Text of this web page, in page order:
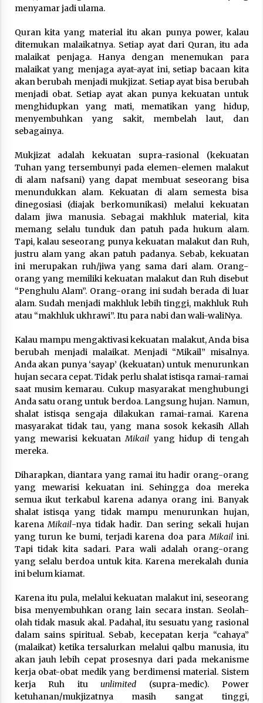
menyamar jadi ulama.
Quran kita yang material itu akan punya power, kalau
ditemukan malaikatnya. Setiap ayat dari Quran, itu ada
malaikat penjaga. Hanya dengan menemukan para
malaikat yang menjaga ayat-ayat ini, setiap bacaan kita
akan berubah menjadi mukjizat. Setiap ayat bisa berubah
menjadi obat. Setiap ayat akan punya kekuatan untuk
menghidupkan yang mati, mematikan yang hidup,
menyembuhkan yang sakit, membelah laut, dan
sebagainya.
Mukjizat adalah kekuatan supra-rasional (kekuatan
Tuhan yang tersembunyi pada elemen-elemen malakut
di alam nafsani) yang dapat membuat seseorang bisa
menundukkan alam. Kekuatan di alam semesta bisa
dinegosiasi (diajak berkomunikasi) melalui kekuatan
dalam jiwa manusia. Sebagai makhluk material, kita
memang selalu tunduk dan patuh pada hukum alam.
Tapi, kalau seseorang punya kekuatan malakut dan Ruh,
justru alam yang akan patuh padanya. Sebab, kekuatan
ini merupakan ruh/jiwa yang sama dari alam. Orang-
orang yang memiliki kekuatan malakut dan Ruh disebut
“Penghulu Alam”. Orang-orang ini sudah berada di luar
alam. Sudah menjadi makhluk lebih tinggi, makhluk Ruh
atau “makhluk ukhrawi”. Itu para nabi dan wali-waliNya.
Kalau mampu mengaktivasi kekuatan malakut, Anda bisa
berubah menjadi malaikat. Menjadi “Mikail” misalnya.
Anda akan punya ‘sayap’ (kekuatan) untuk menurunkan
hujan secara cepat. Tidak perlu shalat istisqa ramai-ramai
saat musim kemarau. Cukup masyarakat menghubungi
Anda satu orang untuk berdoa. Langsung hujan. Namun,
shalat istisqa sengaja dilakukan ramai-ramai. Karena
masyarakat tidak tau, yang mana sosok kekasih Allah
yang mewarisi kekuatanMikail yang hidup di tengah
mereka.
Diharapkan, diantara yang ramai itu hadir orang-orang
yang mewarisi kekuatan ini. Sehingga doa mereka
semua ikut terkabul karena adanya orang ini. Banyak
shalat istisqa yang tidak mampu menurunkan hujan,
karenaMikail-nya tidak hadir. Dan sering sekali hujan
yang turun ke bumi, terjadi karena doa paraMikailini.
Tapi tidak kita sadari. Para wali adalah orang-orang
yang selalu berdoa untuk kita. Karena merekalah dunia
ini belum kiamat.
Karena itu pula, melalui kekuatan malakut ini, seseorang
bisa menyembuhkan orang lain secara instan. Seolah-
olah tidak masuk akal. Padahal, itu sesuatu yang rasional
dalam sains spiritual. Sebab, kecepatan kerja “cahaya”
(malaikat) ketika tersalurkan melalui qalbu manusia, itu
akan jauh lebih cepat prosesnya dari pada mekanisme
kerja obat-obat medik yang berdimensi material. Sistem
kerja Ruh ituunlimited (supra-medic). Power
ketuhanan/mukjizatnya masih sangat tinggi,